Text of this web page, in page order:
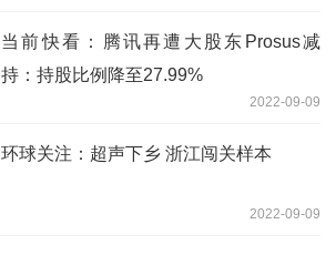
当前快看：腾讯再遭大股东Prosus减
持：持股比例降至27.99%
2022-09-09
环球关注：超声下乡 浙江闯关样本
2022-09-09